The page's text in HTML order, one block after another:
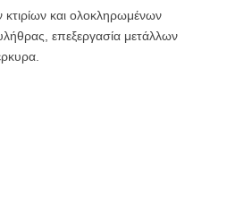
κτιρίων και ολοκληρωμένων
επεξεργασία μετάλλων